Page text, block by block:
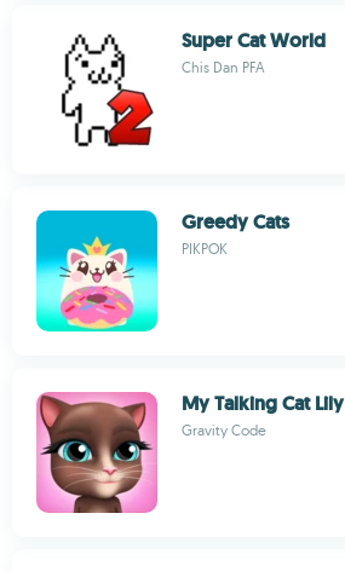
Super Cat World
Chis Dan PFA
Greedy Cats
PIKPOK
My Talking Cat Lily
Gravity Code